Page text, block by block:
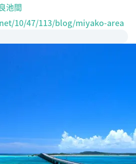
池間
10/47/113/blog/miyako-area